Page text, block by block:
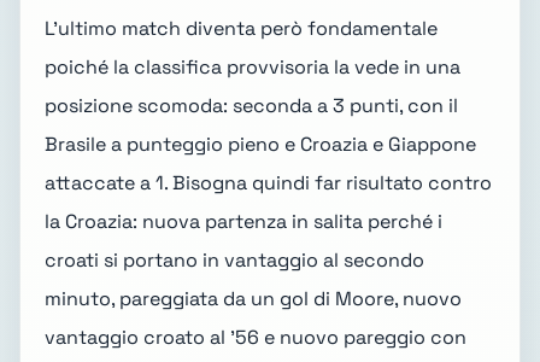
L'ultimo match diventa però fondamentale
poiché la classifica provvisoria la vede in una
posizione scomoda: seconda a 3 punti, con il
Brasile a punteggio pieno e Croazia e Giappone
attaccate a 1. Bisogna quindi far risultato contro
la Croazia: nuova partenza in salita perché i
croati si portano in vantaggio al secondo
minuto, pareggiata da un gol di Moore, nuovo
vantaggio croato al '56 e nuovo pareggio con